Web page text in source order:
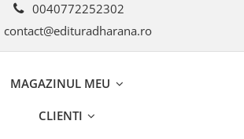
0040772252302
contact@edituradharana.ro
MAGAZINUL MEU
CLIENTI